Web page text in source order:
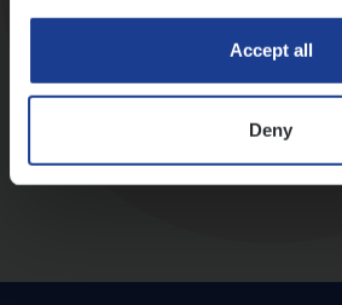
Accept all
Deny